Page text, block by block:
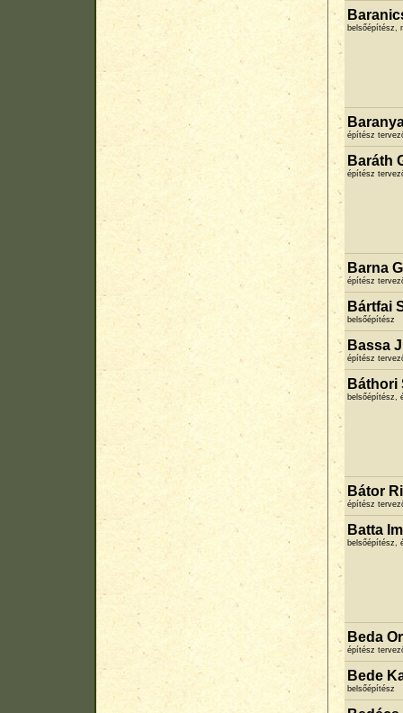
belsőépítész,
építész
Baráth
építész
Barna
építész
Bártfai
belsőépítész
Bassa
építész
Báthori
belsőépítész,
Bátor
építész
Batta
belsőépítész,
Beda
építész
Bede
belsőépítész